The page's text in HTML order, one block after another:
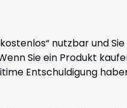
nutzbar und
Sie ein Produkt
Entschuldigung